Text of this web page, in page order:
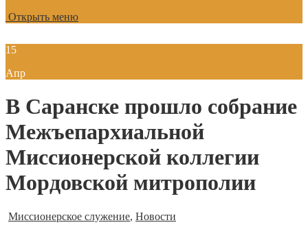
Открыть меню
15
Апр
В Саранске прошло собрание
Межъепархиальной
Миссионерской коллегии
Мордовской митрополии
Миссионерское служение, Новости